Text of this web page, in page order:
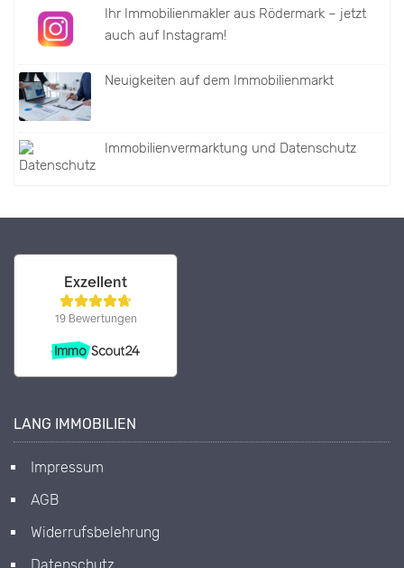
Ihr Immobilienmakler aus Rödermark – jetzt
auch auf Instagram!
Neuigkeiten auf dem Immobilienmarkt
Immobilienvermarktung und Datenschutz
LANG IMMOBILIEN
Impressum
AGB
Widerrufsbelehrung
Datenschutz